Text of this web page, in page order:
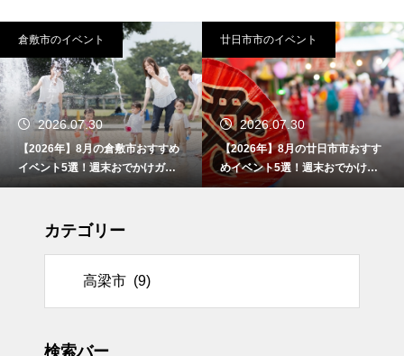
倉敷市のイベント
2026.07.30
【2026年】8月の倉敷市おすすめ
イベント5選！週末おでかけガイ
ド
廿日市市のイベント
2026.07.30
【2026年】8月の廿日市市おすす
めイベント5選！週末おでかけガ
イド
カテゴリー
検索バー